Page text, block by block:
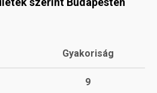
Gyakoriság
9